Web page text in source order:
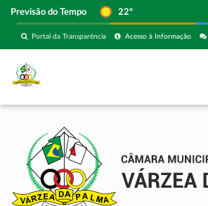
Previsão do Tempo 22º
Acesso à Informação
Portal da Transparência